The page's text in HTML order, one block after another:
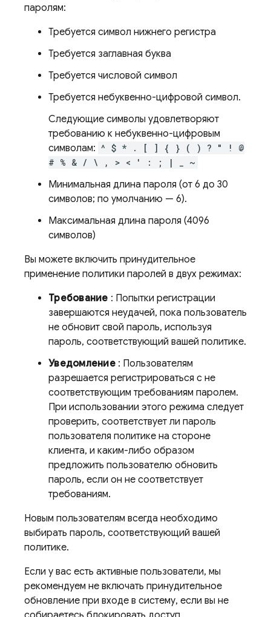
паролям:
Требуется символ нижнего регистра
Требуется заглавная буква
Требуется числовой символ
Требуется небуквенно-цифровой символ.
Следующие символы удовлетворяют
требованию к небуквенно-цифровым
символам: ^ $ * . [ ] { } ( ) ? " ! @
# % & / \ , > < ' : ; | _ ~
Минимальная длина пароля (от 6 до 30
символов; по умолчанию — 6).
Максимальная длина пароля (4096
символов)
Вы можете включить принудительное
применение политики паролей в двух режимах:
Требование : Попытки регистрации
завершаются неудачей, пока пользователь
не обновит свой пароль, используя
пароль, соответствующий вашей политике.
Уведомление: Пользователям
разрешается регистрироваться с не
соответствующим требованиям паролем.
При использовании этого режима следует
проверить, соответствует ли пароль
пользователя политике на стороне
клиента, и каким-либо образом
предложить пользователю обновить
пароль, если он не соответствует
требованиям.
Новым пользователям всегда необходимо
выбирать пароль, соответствующий вашей
политике.
Если у вас есть активные пользователи, мы
рекомендуем не включать принудительное
обновление при входе в систему, если вы не